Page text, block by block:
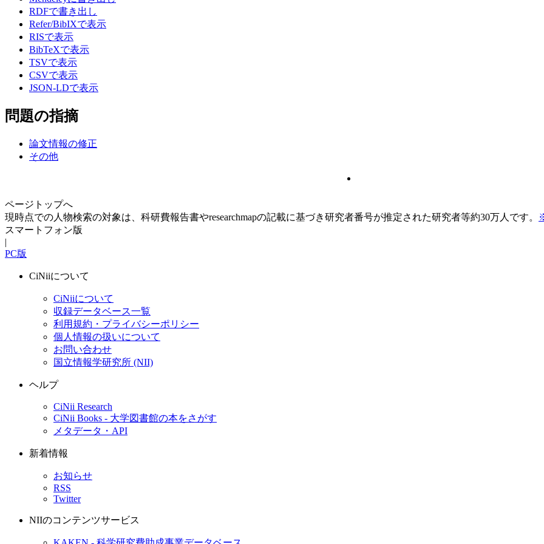
RDFで書き出し
Refer/BibIXで表示
RISで表示
BibTeXで表示
TSVで表示
CSVで表示
JSON-LDで表示
問題の指摘
論文情報の修正
その他
ページトップへ
現時点での人物検索の対象は、科研費報告書やresearchmapの記載に基づき研究者番号が推定された研究者等約30万人です。
スマートフォン版
|
PC版
CiNiiについて
CiNiiについて
収録データベース一覧
利用規約・プライバシーポリシー
個人情報の扱いについて
お問い合わせ
国立情報学研究所 (NII)
ヘルプ
CiNii Research
CiNii Books - 大学図書館の本をさがす
メタデータ・API
新着情報
お知らせ
RSS
Twitter
NIIのコンテンツサービス